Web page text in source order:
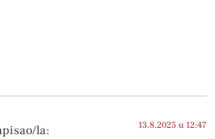
la: 13.8.2025 u 12:47